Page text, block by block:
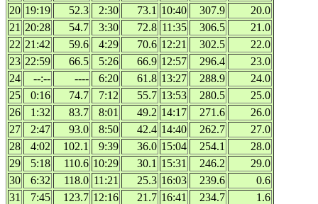
20 19:19 52.3 2:30 73.1 10:40 307.9
20.0
21 20:28 54.7 3:30 72.8 11:35 306.5
21.0
22 21:42 59.6 4:29 70.6 12:21 302.5
22.0
23 22:59 66.5 5:26 66.9 12:57 296.4
23.0
24
--:-- ---- 6:20 61.8 13:27 288.9
24.0
25
0:16 74.7 7:12 55.7 13:53 280.5
25.0
26
1:32 83.7 8:01 49.2 14:17 271.6
26.0
27
2:47 93.0 8:50 42.4 14:40 262.7
27.0
28
4:02 102.1 9:39 36.0 15:04 254.1
28.0
29
5:18 110.6 10:29 30.1 15:31 246.2
29.0
30
6:32 118.0 11:21 25.3 16:03 239.6
0.6
31
7:45 123.7 12:16 21.7 16:41 234.7
1.6